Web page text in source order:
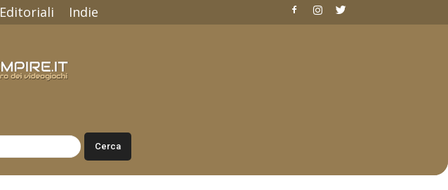
Editoriali Indie